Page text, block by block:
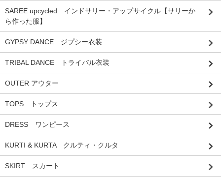
SAREE upcycled インドサリー・アップサイクル【サリーか
ら作った服】
GYPSY DANCE ジプシー衣装
TRIBAL DANCE トライバル衣装
OUTER アウター
TOPS トップス
DRESS ワンピース
KURTI & KURTA クルティ・クルタ
SKIRT スカート